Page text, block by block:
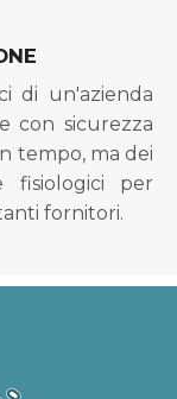
di un'azienda
con sicurezza
tempo, ma dei
fisiologici per
fornitori.